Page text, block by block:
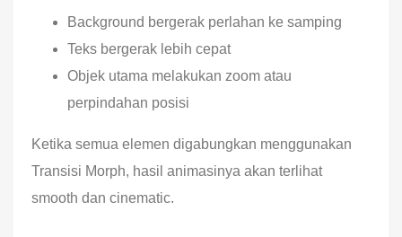
Background bergerak perlahan ke samping
Teks bergerak lebih cepat
Objek utama melakukan zoom atau
perpindahan posisi
Ketika semua elemen digabungkan menggunakan
Transisi Morph, hasil animasinya akan terlihat
smooth dan cinematic.